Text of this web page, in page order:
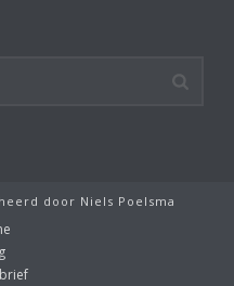
door Niels Poelsma